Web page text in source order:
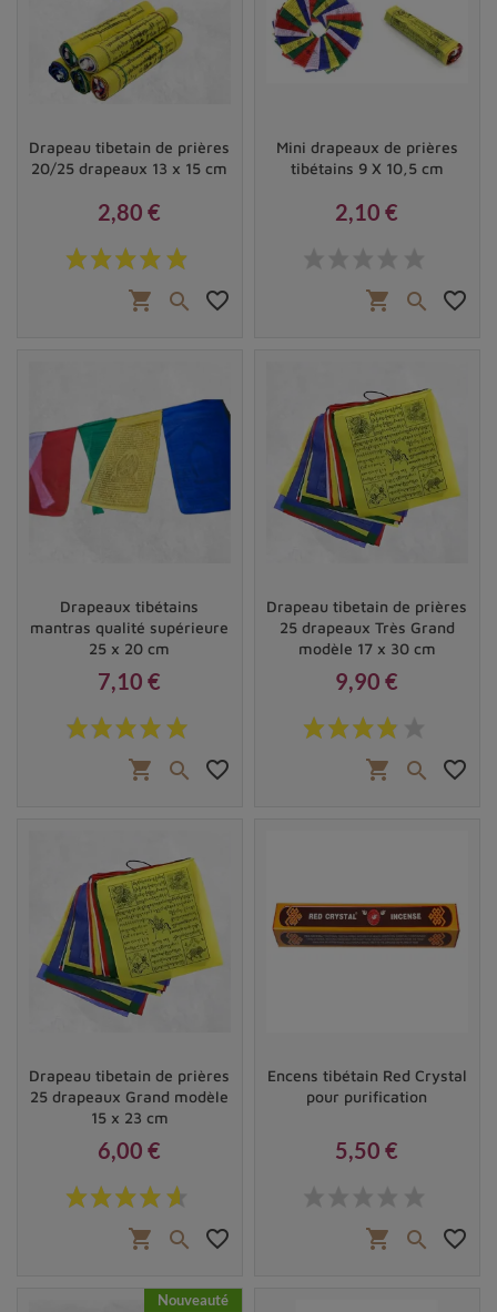
Drapeau tibetain de prières
20/25 drapeaux 13 x 15 cm
Prix
2,80 €
shopping_cart  favorite_border
Mini drapeaux de prières
tibétains 9 X 10,5 cm
2,10 €
shopping_cart  favorite_border
Drapeaux tibétains
mantras qualité supérieure
25 x 20 cm
Prix
7,10 €
shopping_cart  favorite_border
Drapeau tibetain de prières
25 drapeaux Très Grand
modèle 17 x 30 cm
Prix
9,90 €
shopping_cart  favorite_border
Drapeau tibetain de prières
25 drapeaux Grand modèle
15 x 23 cm
Prix
6,00 €
shopping_cart  favorite_border
Encens tibétain Red Crystal
pour purification
5,50 €
shopping_cart  favorite_border
Nouveauté